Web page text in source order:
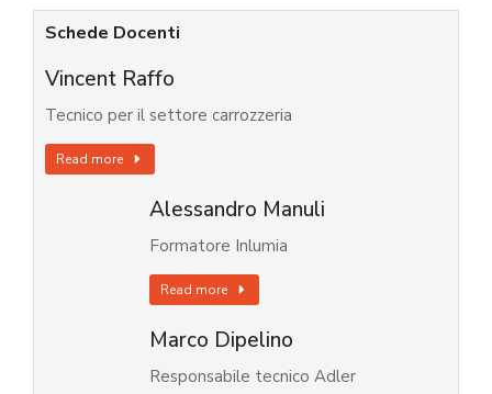
Schede Docenti
Vincent Raffo
Tecnico per il settore carrozzeria
Read more
Alessandro Manuli
Formatore Inlumia
Read more
Marco Dipelino
Responsabile tecnico Adler